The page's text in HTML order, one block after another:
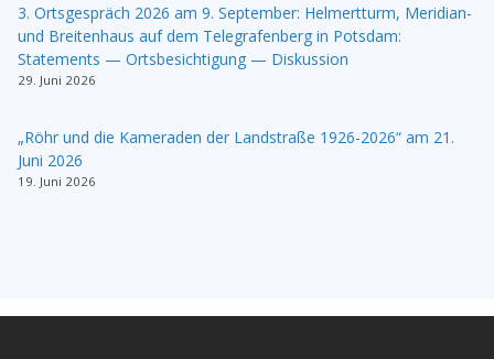
3. Ortsgespräch 2026 am 9. September: Helmertturm, Meridian-
und Breitenhaus auf dem Telegrafenberg in Potsdam:
Statements — Ortsbesichtigung — Diskussion
29. Juni 2026
„Röhr und die Kameraden der Landstraße 1926-2026“ am 21.
Juni 2026
19. Juni 2026